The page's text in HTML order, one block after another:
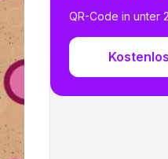
QR-Code in unter